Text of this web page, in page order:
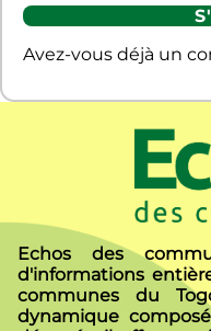
Avez-vous déjà un
Echos des
d'informations
communes du
dynamique